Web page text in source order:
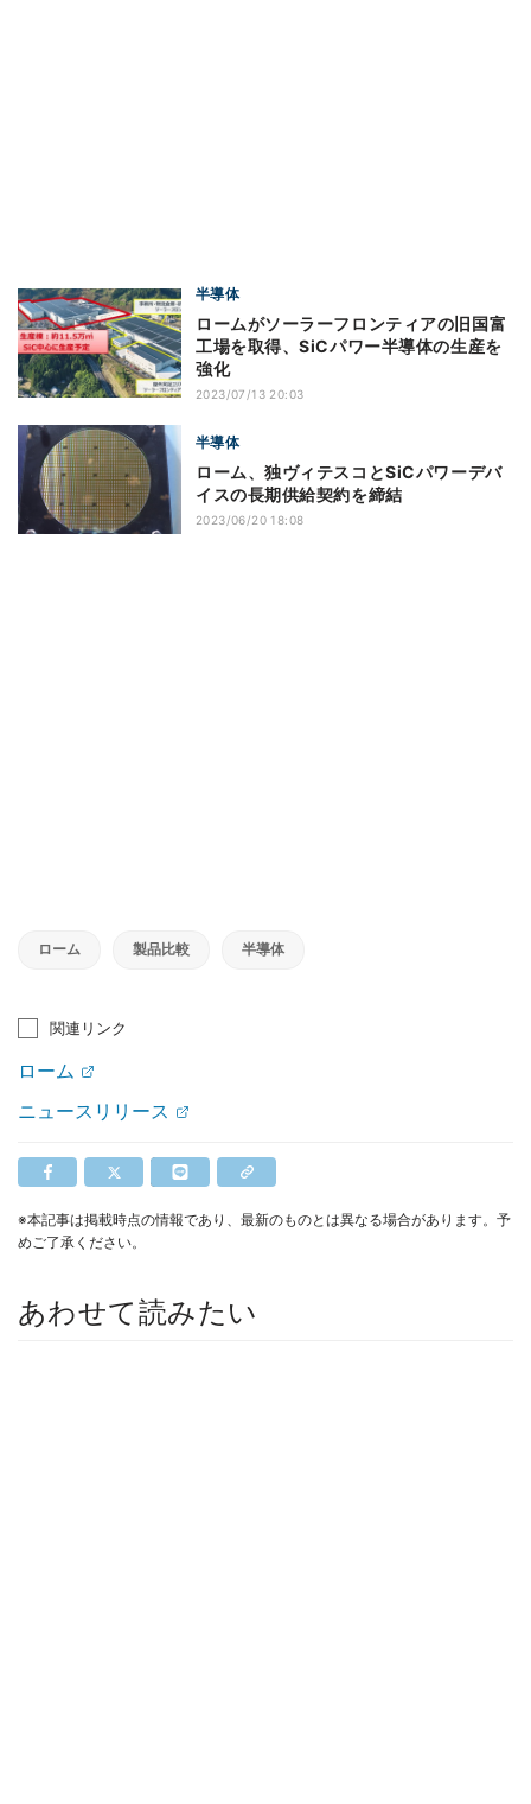
半導体
ロームがソーラーフロンティアの旧国富
工場を取得、SiCパワー半導体の生産を
強化
2023/07/13 20:03
半導体
ローム、独ヴィテスコとSiCパワーデバ
イスの長期供給契約を締結
2023/06/20 18:08
ローム 製品比較 半導体
関連リンク
ローム
ニュースリリース
※本記事は掲載時点の情報であり、最新のものとは異なる場合があります。予
めご了承ください。
あわせて読みたい